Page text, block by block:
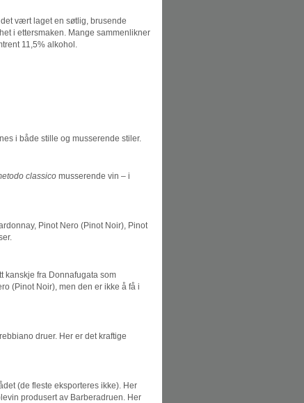
vært laget en søtlig, brusende
i ettersmaken. Mange sammenlikner
11,5% alkohol.
i både stille og musserende stiler.
classico musserende vin – i
Pinot Nero (Pinot Noir), Pinot
kanskje fra Donnafugata som
(Pinot Noir), men den er ikke å få i
druer. Her er det kraftige
(de fleste eksporteres ikke). Her
produsert av Barberadruen. Her